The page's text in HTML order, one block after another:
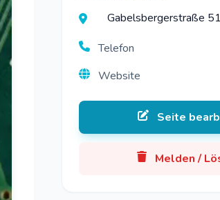
Gabelsbergerstraße
Telefon
Website
Seite
Melden /